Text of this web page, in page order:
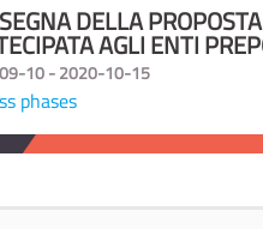
DELLA PROPOSTA
AGLI ENTI
10 - 2020-10-15
phases